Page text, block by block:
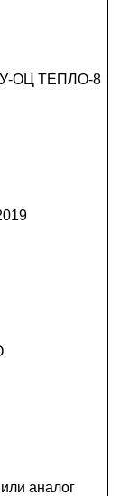
ОЦ ТЕПЛО-8
аналог